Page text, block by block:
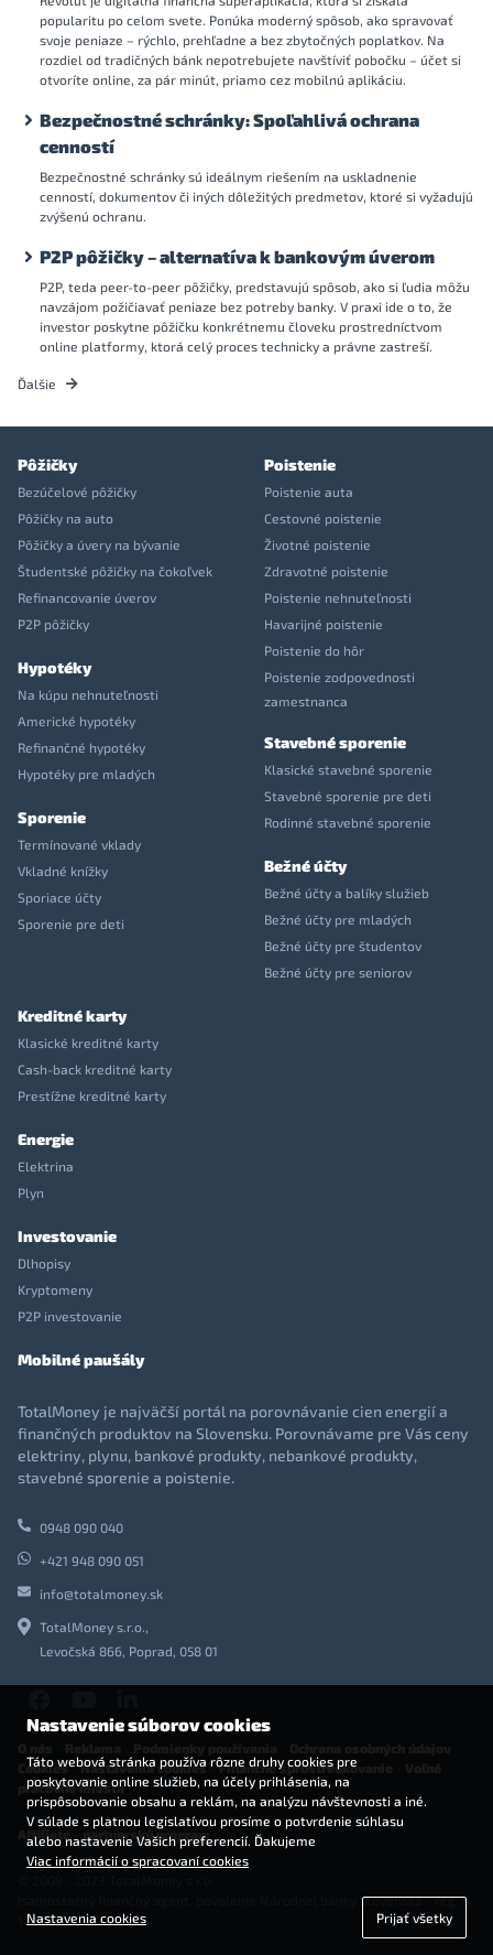
popularitu po celom svete. Ponúka moderný spôsob, ako spravovať
svoje peniaze – rýchlo, prehľadne a bez zbytočných poplatkov. Na
rozdiel od tradičných bánk nepotrebujete navštíviť pobočku – účet si
otvoríte online, za pár minút, priamo cez mobilnú aplikáciu.
Bezpečnostné schránky: Spoľahlivá ochrana
cenností
Bezpečnostné schránky sú ideálnym riešením na uskladnenie
cenností, dokumentov či iných dôležitých predmetov, ktoré si vyžadujú
zvýšenú ochranu.
P2P pôžičky – alternatíva k bankovým úverom
P2P, teda peer-to-peer pôžičky, predstavujú spôsob, ako si ľudia môžu
navzájom požičiavať peniaze bez potreby banky. V praxi ide o to, že
investor poskytne pôžičku konkrétnemu človeku prostredníctvom
online platformy, ktorá celý proces technicky a právne zastreší.
Ďalšie
Pôžičky
Bezúčelové pôžičky
Pôžičky na auto
Pôžičky a úvery na bývanie
Študentské pôžičky na čokoľvek
Refinancovanie úverov
P2P pôžičky
Hypotéky
Na kúpu nehnuteľnosti
Americké hypotéky
Refinančné hypotéky
Hypotéky pre mladých
Sporenie
Termínované vklady
Vkladné knížky
Sporiace účty
Sporenie pre deti
Poistenie
Poistenie auta
Cestovné poistenie
Životné poistenie
Zdravotné poistenie
Poistenie nehnuteľnosti
Havarijné poistenie
Poistenie do hôr
Poistenie zodpovednosti
zamestnanca
Stavebné sporenie
Klasické stavebné sporenie
Stavebné sporenie pre deti
Rodinné stavebné sporenie
Bežné účty
Bežné účty a balíky služieb
Bežné účty pre mladých
Bežné účty pre študentov
Bežné účty pre seniorov
Kreditné karty
Klasické kreditné karty
Cash-back kreditné karty
Prestížne kreditné karty
Energie
Elektrina
Plyn
Investovanie
Dlhopisy
Kryptomeny
P2P investovanie
Mobilné paušály
TotalMoney je najväčší portál na porovnávanie cien energií a
finančných produktov na Slovensku. Porovnávame pre Vás ceny
elektriny, plynu, bankové produkty, nebankové produkty,
stavebné sporenie a poistenie.
0948 090 040
+421 948 090 051
info@totalmoney.sk
TotalMoney s.r.o.,
Levočská 866, Poprad, 058 01
Cookies-Nastavenia cookies -Finančné sprostredkovanie
pracovné miesta
Affiliate - partnerský program
(samostatný finančný agent, povolenie Národnej banky Slovenska - reg. č.
127292)
Nastavenie súborov cookies
Táto webová stránka používa rôzne druhy cookies pre
poskytovanie online služieb, na účely prihlásenia, na
prispôsobovanie obsahu a reklám, na analýzu návštevnosti a iné.
V súlade s platnou legislatívou prosíme o potvrdenie súhlasu
alebo nastavenie Vašich preferencií. Ďakujeme
Viac informácií o spracovaní cookies
Nastavenia cookies Prijať všetky